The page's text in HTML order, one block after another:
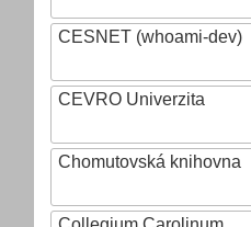
CESNET (whoami-dev)
CEVRO Univerzita
Chomutovská knihovna